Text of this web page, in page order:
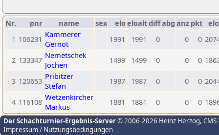
Nr. pnr name sex eloeloaltdiffabg anz pkt
1 106231 Kammerer
Gernot
1991 1991 0 0 0
2 133347 Nemetschek
Jochen
1499 1499 0 0 0
3 120653 Pribitzer
Stefan
1987 1987 0 0 0
4 116108 Wetzenkircher
Markus
1881 1881 0 0 0
Der Schachturnier-Ergebnis-Server© 2006-2026 Heinz Herzog,
Impressum / Nutzungsbedingungen